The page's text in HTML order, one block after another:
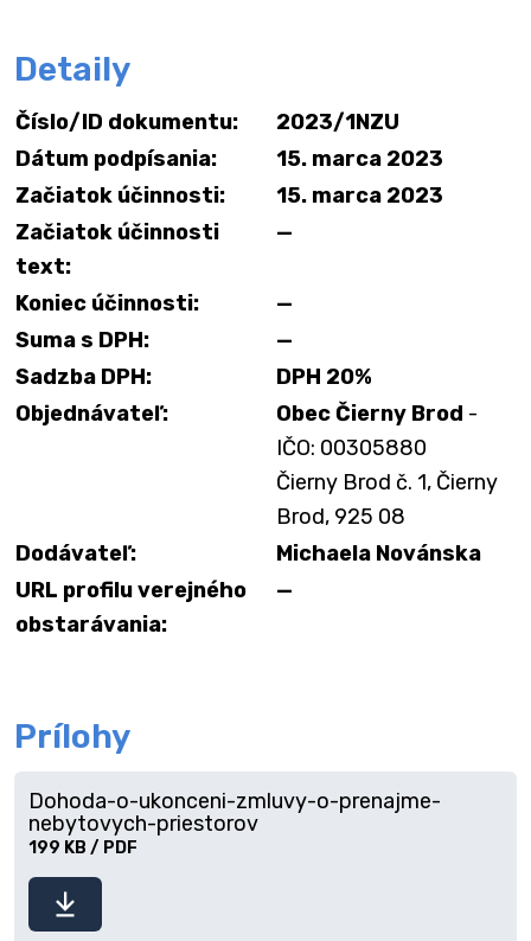
Detaily
Číslo/ID dokumentu:
2023/1NZU
Dátum podpísania:
15. marca 2023
Začiatok účinnosti:
15. marca 2023
Začiatok účinnosti
text:
—
Koniec účinnosti:
—
Suma s DPH:
—
Sadzba DPH:
DPH 20%
Objednávateľ:
Obec Čierny Brod -
IČO: 00305880
Čierny Brod č. 1, Čierny
Brod, 925 08
Dodávateľ:
Michaela Novánska
URL profilu verejného
obstarávania:
—
Prílohy
súbor
Dohoda-o-ukonceni-zmluvy-o-prenajme-
nebytovych-priestorov
199 KB / PDF